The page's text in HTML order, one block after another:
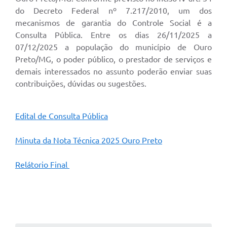
do Decreto Federal nº 7.217/2010, um dos
mecanismos de garantia do Controle Social é a
Consulta Pública. Entre os dias 26/11/2025 a
07/12/2025 a população do município de Ouro
Preto/MG, o poder público, o prestador de serviços e
demais interessados no assunto poderão enviar suas
contribuições, dúvidas ou sugestões.
Edital de Consulta Pública
Minuta da Nota Técnica 2025 Ouro Preto
Relátorio Final